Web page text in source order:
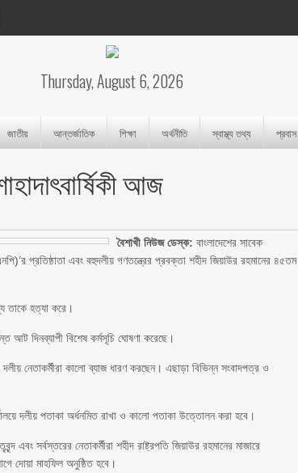
Thursday, August 6, 2026
জাতীয় আন্তর্জাতিক শিক্ষা অর্থনীতি স্বাস্থ্য তথ্য প্রবাস
আজ
বৈশাখী নিউজ ডেস্ক: বাংলাদেশের সাবেক
প্রতিষ্ঠাতা এবং বহুদলীয় গণতন্ত্রের প্রবক্তা শহীদ জিয়াউর রহমানের ৪৫তম
তাকে হত্যা করে।
আট দিনব্যাপী বিশেষ কর্মসূচি ঘোষণা করেছে।
নেতাকর্মীরা কালো ব্যাজ ধারণ করছেন। এছাড়া বিভিন্ন সংবাদপত্র ও
দলীয় পতাকা অর্ধনমিত রাখা ও কালো পতাকা উত্তোলন করা হবে।
এবং সর্বস্তরের নেতাকর্মীরা শহীদ রাষ্ট্রপতি জিয়াউর রহমানের মাজারে
দোয়া মাহফিল অনুষ্ঠিত হবে।